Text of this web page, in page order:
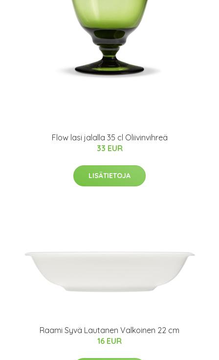
Flow lasi jalalla 35 cl Oliivinvihreä
33 EUR
LISÄTIETOJA
Raami Syvä Lautanen Valkoinen 22 cm
16 EUR